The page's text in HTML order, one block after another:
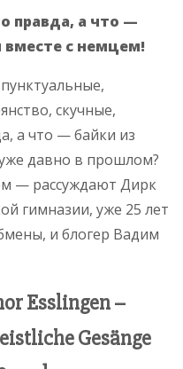
правда, а что —
с немцем!
скучные,
а что — байки из
давно в прошлом?
— рассуждают Дирк
гимназии, уже 25 лет
и блогер Вадим
Esslingen –
Gesänge